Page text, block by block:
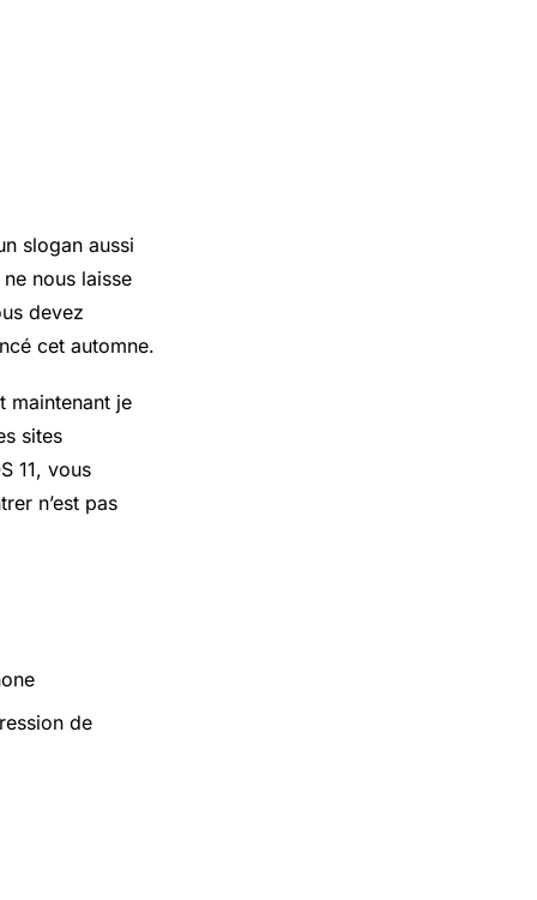
slogan aussi
nous laisse
devez
cet automne.
maintenant je
sites
11, vous
n’est pas
de